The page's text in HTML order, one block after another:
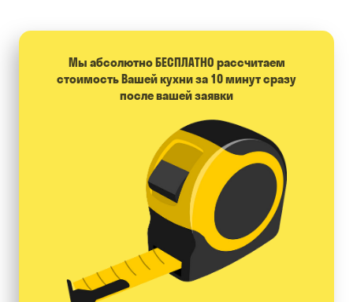
Мы абсолютно БЕСПЛАТНО расcчитаем
стоимость Вашей кухни за 10 минут сразу
после вашей заявки